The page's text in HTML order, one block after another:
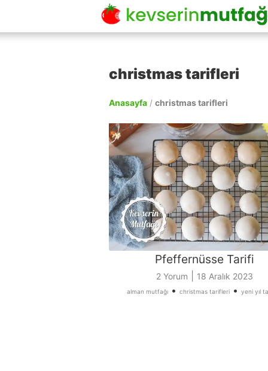
christmas tarifleri
Anasayfa / christmas tarifleri
Pfeffernüsse Tarifi
2 Yorum 18 Aralık 2023
alman mutfağı• christmas tarifleri• yeni yıl